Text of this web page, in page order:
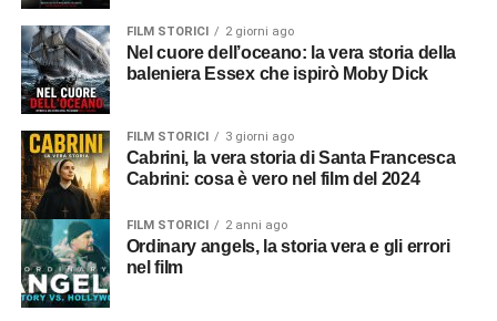
FILM STORICI 2 giorni ago
Nel cuore dell’oceano: la vera storia della
baleniera Essex che ispirò Moby Dick
FILM STORICI 3 giorni ago
Cabrini, la vera storia di Santa Francesca
Cabrini: cosa è vero nel film del 2024
FILM STORICI 2 anni ago
Ordinary angels, la storia vera e gli errori
nel film